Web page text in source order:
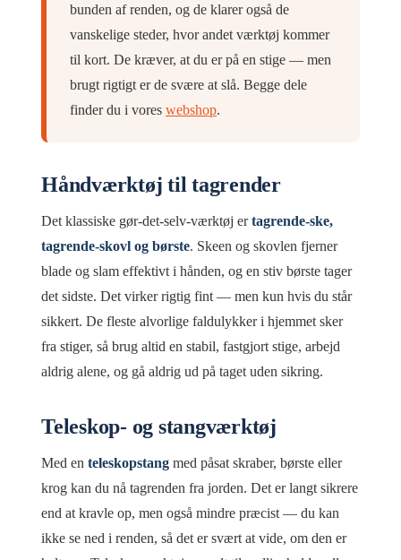
bunden af renden, og de klarer også de
vanskelige steder, hvor andet værktøj kommer
til kort. De kræver, at du er på en stige — men
brugt rigtigt er de svære at slå. Begge dele
finder du i vores webshop.
Håndværktøj til tagrender
Det klassiske gør-det-selv-værktøj ertagrende-ske,
tagrende-skovl og børste. Skeen og skovlen fjerner
blade og slam effektivt i hånden, og en stiv børste tager
det sidste. Det virker rigtig fint — men kun hvis du står
sikkert. De fleste alvorlige faldulykker i hjemmet sker
fra stiger, så brug altid en stabil, fastgjort stige, arbejd
aldrig alene, og gå aldrig ud på taget uden sikring.
Teleskop- og stangværktøj
Med en teleskopstang med påsat skraber, børste eller
krog kan du nå tagrenden fra jorden. Det er langt sikrere
end at kravle op, men også mindre præcist — du kan
ikke se ned i renden, så det er svært at vide, om den er